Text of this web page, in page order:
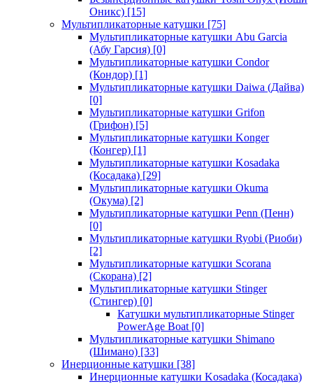
Оникс) [15]
Мультипликаторные катушки [75]
Мультипликаторные катушки Abu Garcia
(Абу Гарсия) [0]
Мультипликаторные катушки Condor
(Кондор) [1]
Мультипликаторные катушки Daiwa (Дайва)
[0]
Мультипликаторные катушки Grifon
(Грифон) [5]
Мультипликаторные катушки Konger
(Конгер) [1]
Мультипликаторные катушки Kosadaka
(Косадака) [29]
Мультипликаторные катушки Okuma
(Окума) [2]
Мультипликаторные катушки Penn (Пенн)
[0]
Мультипликаторные катушки Ryobi (Риоби)
[2]
Мультипликаторные катушки Scorana
(Скорана) [2]
Мультипликаторные катушки Stinger
(Стингер) [0]
Катушки мультипликаторные Stinger
PowerAge Boat [0]
Мультипликаторные катушки Shimano
(Шимано) [33]
Инерционные катушки [38]
Инерционные катушки Kosadaka (Косадака)